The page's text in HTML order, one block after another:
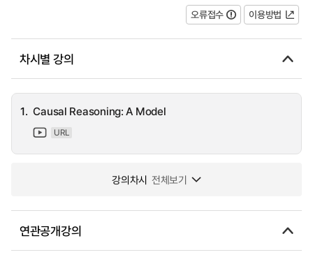
오류접수 이용방법
차시별 강의
1. Causal Reasoning: A Model
URL
강의차시 전체보기
연관공개강의